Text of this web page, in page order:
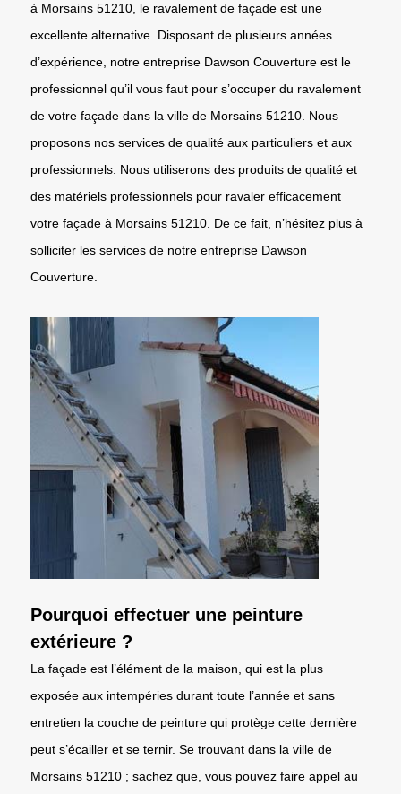
à Morsains 51210, le ravalement de façade est une
excellente alternative. Disposant de plusieurs années
d’expérience, notre entreprise Dawson Couverture est le
professionnel qu’il vous faut pour s’occuper du ravalement
de votre façade dans la ville de Morsains 51210. Nous
proposons nos services de qualité aux particuliers et aux
professionnels. Nous utiliserons des produits de qualité et
des matériels professionnels pour ravaler efficacement
votre façade à Morsains 51210. De ce fait, n’hésitez plus à
solliciter les services de notre entreprise Dawson
Couverture.
Pourquoi effectuer une peinture
extérieure ?
La façade est l’élément de la maison, qui est la plus
exposée aux intempéries durant toute l’année et sans
entretien la couche de peinture qui protège cette dernière
peut s’écailler et se ternir. Se trouvant dans la ville de
Morsains 51210 ; sachez que, vous pouvez faire appel au